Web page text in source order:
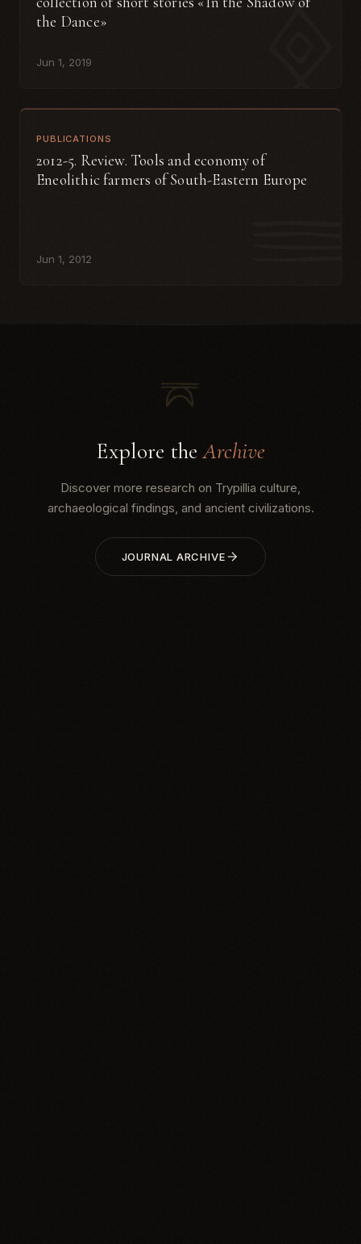
the Dance»
Jun 1, 2019
PUBLICATIONS
2012-5. Review. Tools and economy of
Eneolithic farmers of South-Eastern Europe
Jun 1, 2012
Explore theArchive
Discover more research on Trypillia culture,
archaeological findings, and ancient civilizations.
JOURNAL ARCHIVE